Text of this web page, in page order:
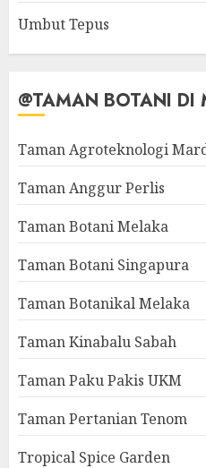
Umbut Tepus
@TAMAN BOTANI DI
Taman Agroteknologi
Taman Anggur Perlis
Taman Botani Melaka
Taman Botani Singapura
Taman Botanikal Melaka
Taman Kinabalu Sabah
Taman Paku Pakis UKM
Taman Pertanian Tenom
Tropical Spice Garden